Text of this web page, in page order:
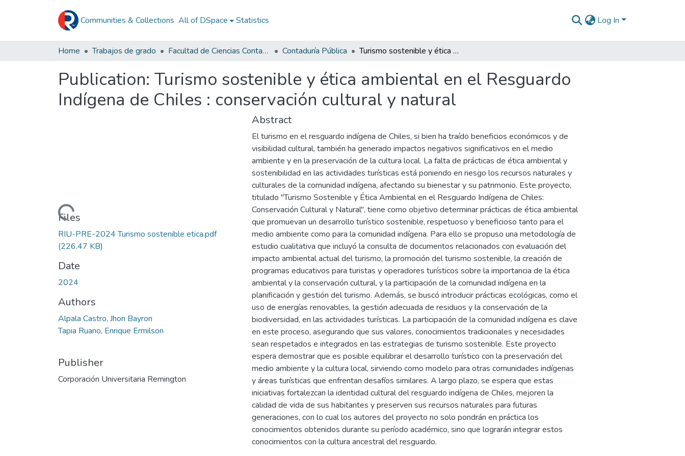
Communities & Collections All of DSpace Statistics Log In
Home Trabajos de grado Facultad de Ciencias Contables Contaduría Pública Turismo sostenible y ética ambiental en el Resguardo Indígena de Chiles : conservación cultural y natural
Publication: Turismo sostenible y ética ambiental en el Resguardo
Indígena de Chiles : conservación cultural y natural
Loading...
Files
RIU-PRE-2024 Turismo sostenible etica.pdf
(226.47 KB)
Date
2024
Authors
Alpala Castro, Jhon Bayron
Tapia Ruano, Enrique Ermilson
Publisher
Corporación Universitaria Remington
Abstract
El turismo en el resguardo indígena de Chiles, si bien ha traído beneficios económicos y de
visibilidad cultural, también ha generado impactos negativos significativos en el medio
ambiente y en la preservación de la cultura local. La falta de prácticas de ética ambiental y
sostenibilidad en las actividades turísticas está poniendo en riesgo los recursos naturales y
culturales de la comunidad indígena, afectando su bienestar y su patrimonio. Este proyecto,
titulado "Turismo Sostenible y Ética Ambiental en el Resguardo Indígena de Chiles:
Conservación Cultural y Natural", tiene como objetivo determinar prácticas de ética ambiental
que promuevan un desarrollo turístico sostenible, respetuoso y beneficioso tanto para el
medio ambiente como para la comunidad indígena. Para ello se propuso una metodología de
estudio cualitativa que incluyó la consulta de documentos relacionados con evaluación del
impacto ambiental actual del turismo, la promoción del turismo sostenible, la creación de
programas educativos para turistas y operadores turísticos sobre la importancia de la ética
ambiental y la conservación cultural, y la participación de la comunidad indígena en la
planificación y gestión del turismo. Además, se buscó introducir prácticas ecológicas, como el
uso de energías renovables, la gestión adecuada de residuos y la conservación de la
biodiversidad, en las actividades turísticas. La participación de la comunidad indígena es clave
en este proceso, asegurando que sus valores, conocimientos tradicionales y necesidades
sean respetados e integrados en las estrategias de turismo sostenible. Este proyecto
espera demostrar que es posible equilibrar el desarrollo turístico con la preservación del
medio ambiente y la cultura local, sirviendo como modelo para otras comunidades indígenas
y áreas turísticas que enfrentan desafíos similares. A largo plazo, se espera que estas
iniciativas fortalezcan la identidad cultural del resguardo indígena de Chiles, mejoren la
calidad de vida de sus habitantes y preserven sus recursos naturales para futuras
generaciones, con lo cual los autores del proyecto no solo pondrán en práctica los
conocimientos obtenidos durante su período académico, sino que lograrán integrar estos
conocimientos con la cultura ancestral del resguardo.